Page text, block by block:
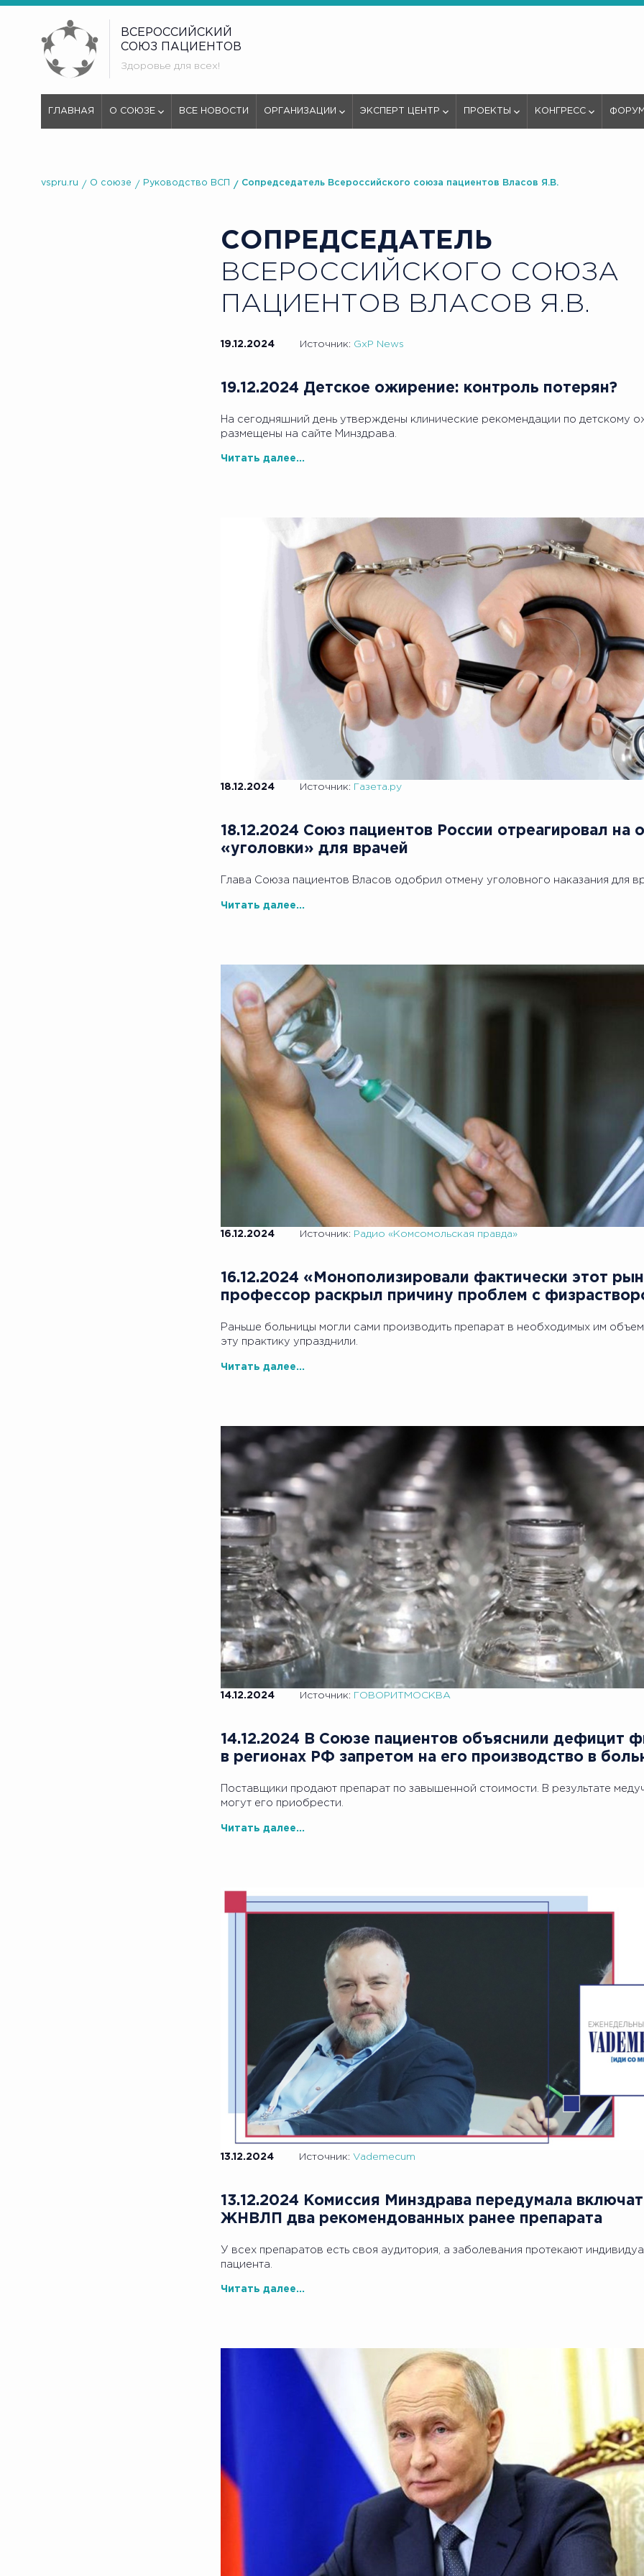
ВСЕРОССИЙСКИЙ
СОЮЗ ПАЦИЕНТОВ
Здоровье для всех!
ГЛАВНАЯ О СОЮЗЕ ВСЕ НОВОСТИ ОРГАНИЗАЦИИ ЭКСПЕРТ ЦЕНТР ПРОЕКТЫ КОНГРЕСС
vspru.ru О союзе Руководство ВСП Сопредседатель Всероссийского союза пациентов Власов Я.В.
СОПРЕДСЕДАТЕЛЬ
ВСЕРОССИЙСКОГО СОЮЗА
ПАЦИЕНТОВ ВЛАСОВ Я.В.
19.12.2024 Источник: GxP News
19.12.2024 Детское ожирение: контроль потерян?
На сегодняшний день утверждены клинические рекомендации по детскому
размещены на сайте Минздрава.
Читать далее...
18.12.2024 Источник: Газета.ру
18.12.2024 Союз пациентов России отреагировал на
«уголовки» для врачей
Глава Союза пациентов Власов одобрил отмену уголовного наказания для
Читать далее...
16.12.2024 Источник: Радио «Комсомольская правда»
16.12.2024 «Монополизировали фактически этот
профессор раскрыл причину проблем с
Раньше больницы могли сами производить препарат в необходимых им
эту практику упразднили.
Читать далее...
14.12.2024 Источник: ГОВОРИТМОСКВА
14.12.2024 В Союзе пациентов объяснили дефицит
в регионах РФ запретом на его производство в
Поставщики продают препарат по завышенной стоимости. В результате
могут его приобрести.
Читать далее...
13.12.2024 Источник: Vademecum
13.12.2024 Комиссия Минздрава передумала
ЖНВЛП два рекомендованных ранее препарата
У всех препаратов есть своя аудитория, а заболевания протекают
пациента.
Читать далее...